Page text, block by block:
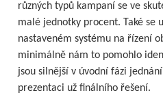
různých typů kampaní se ve
malé jednotky procent. Také se
nastaveném systému na řízení
minimálně nám to pomohlo
jsou silnější v úvodní fázi
prezentaci už finálního řešení.